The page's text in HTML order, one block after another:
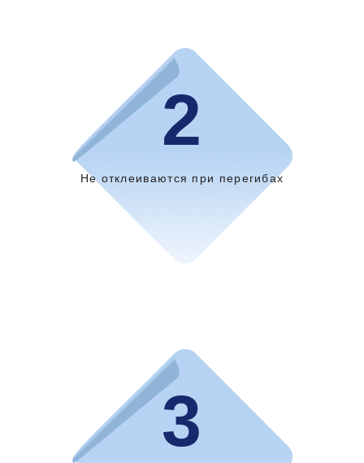
2
Не отклеиваются при перегибах
3